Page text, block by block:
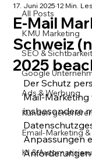
All Posts
KMU Marketing
SEO & Sichtbarkeit
Google
Ads & Werbung
Kunden
Email-Marketing
KI &
E-Mail
Schweiz
2025
17. Juni 202512 Min.
Der Schutz
Mail-Marketing
insbesondere
Anpassungen